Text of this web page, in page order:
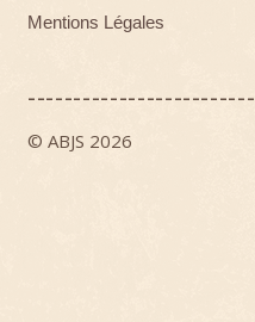
Mentions Légales
-------------------------
© ABJS 2026